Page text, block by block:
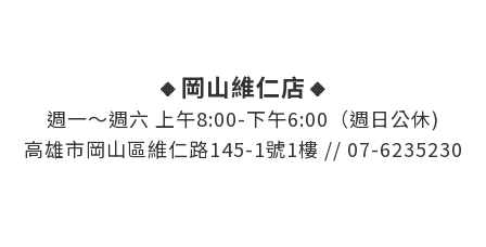
🔸岡山維仁店🔸
週一～週六 上午8:00-下午6:00（週日公休)
高雄市岡山區維仁路145-1號1樓 // 07-6235230